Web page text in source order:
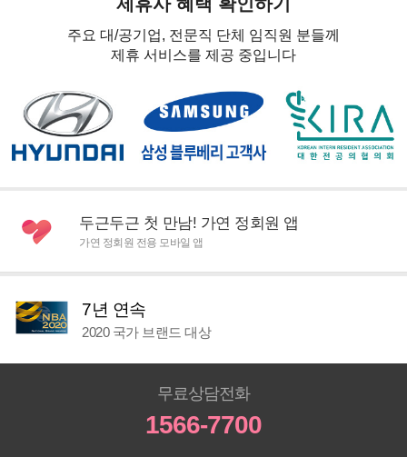
주요 대/공기업, 전문직 단체 임직원 분들께
제휴 서비스를 제공 중입니다
두근두근 첫 만남! 가연 정회원 앱
가연 정회원 전용 모바일 앱
7년 연속
2020 국가 브랜드 대상
무료상담전화
1566-7700